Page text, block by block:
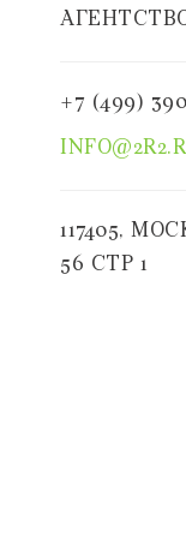
АГЕНТСТВО
+7 (499)
117405,
56 СТР 1